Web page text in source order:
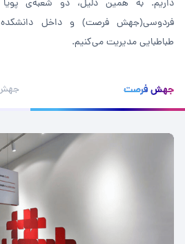
داریم. به همین دلیل، دو شعبه‌ی
فردوسی(جهش فرصت) و داخل دانشکده
طباطبایی مدیریت می‌کنیم.
جهش فرصت جهش